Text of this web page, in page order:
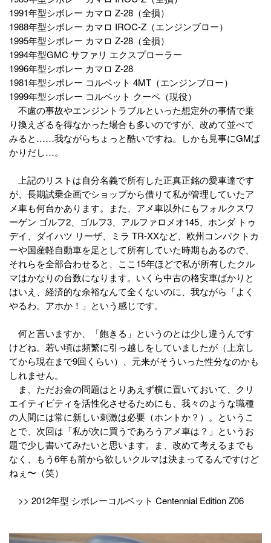
1991年型シボレー カマロ Z-28（全損）
1988年型シボレー カマロ IROC-Z（エンジンブロー）
1995年型シボレー カマロ Z-28（全損）
1994年型GMC サファリ エクスプローラー
1996年型シボレー カマロ Z-28
1981年型シボレー コルベット 4MT（エンジンブロー）
1999年型シボレー コルベット クーペ（現役）
不慮の事故やエンジントラブルといった想定外の事情で乗
り換えざるを得なかった場合も多いのですが、改めて並べて
みると……我ながらちょっと酷いですね。しかも見事にGMば
かりだし…。
上記のリストは自分名義で所有した正真正銘の愛車達です
が、長期試乗企画でショップから借りて私が管理していたア
メ車も何台かあります。また、アメ車以外にもフォルクスワ
ーゲン ゴルフ2、ゴルフ3、アルファロメオ145、ホンダ トゥ
デイ、ダイハツ リーザ、ミラ TR-XXなど、欧州コンパクトカ
ーや国産軽自動車を足として所有していた時期もあるので、
それらを全部合わせると、ここ15年ほどで私が所有したクル
マはかなりの台数になります。いくら中古の格安車ばかりと
はいえ、経済的な余裕なんて全くないのに、我ながら「よく
やるわ。アホか！」という感じです。
何と言いますか、「飽きる」というのとは少し違うんです
けどね。若い頃は頻繁に引っ越しをしていましたが（上京し
てから現在まで9回くらい）、元来がそういった性分なのかも
しれません。
ま、ただお金の問題はとりあえず横に置いておいて、クリ
エイティビティを活性化させるためにも、我々のような職種
の人間には常に新しい刺激は必要（ホントか？）。というこ
とで、次回は「私が次に買うであろうアメ車は？」というお
題で少し書いてみたいと思います。ま、改めて考えるまでも
なく、もう6年も前から欲しいクルマは決まってるんですけど
ねぇ〜（笑）
>> 2012年型 シボレーコルベット Centennial Edition Z06